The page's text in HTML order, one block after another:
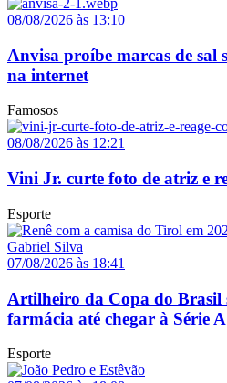
08/08/2026 às 13:10
Anvisa proíbe marcas de sal
na internet
Famosos
08/08/2026 às 12:21
Vini Jr. curte foto de atriz e
Esporte
07/08/2026 às 18:41
Artilheiro da Copa do Brasil
farmácia até chegar à Série A
Esporte